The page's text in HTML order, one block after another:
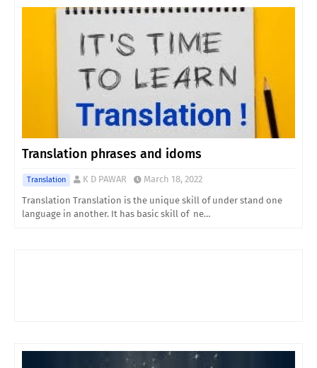
Translation phrases and idoms
Translation K D PAWAR
March 18, 2022
Translation Translation is the unique skill of under stand one
language in another. It has basic skill of ne…